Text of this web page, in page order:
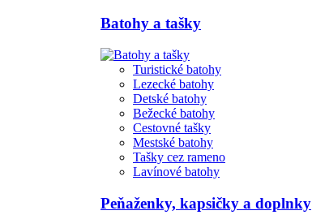
Batohy a tašky
Turistické batohy
Lezecké batohy
Detské batohy
Bežecké batohy
Cestovné tašky
Mestské batohy
Tašky cez rameno
Lavínové batohy
Peňaženky, kapsičky a doplnky